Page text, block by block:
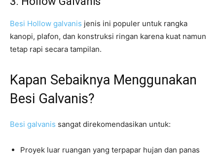
Besi Hollow galvanis jenis ini populer untuk rangka
kanopi, plafon, dan konstruksi ringan karena kuat namun
tetap rapi secara tampilan.
Kapan Sebaiknya Menggunakan
Besi Galvanis?
Besi galvanis sangat direkomendasikan untuk:
Proyek luar ruangan yang terpapar hujan dan panas